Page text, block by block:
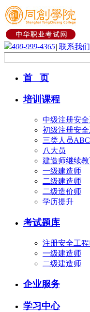
400-999-4365| 联系我们
首 页
培训课程
中级注册安
初级注册安
三类人员
八大员
建造师继续
一级建造师
二级建造师
二级造价师
学历提升
考试题库
注册安全工
一级建造师
二级建造师
企业服务
学习中心